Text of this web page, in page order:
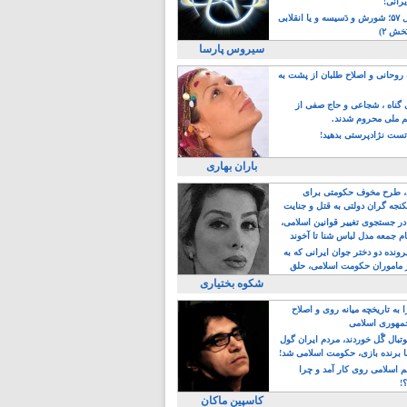
رویداد سال ۵۷؛ شورش و دَسیسه و یا انقلابی
۲)
سیروس پارسا
و اصلاح طلبان از پشت به
گناه ، شجاعی و حاج صفی از
ملی محروم شدند.
نژادپرستی بدهید!
باران بهاری
مخوف حکومتی برای
گران دولتی به قتل و جنایت
جستجوی تغییر قوانین اسلامی،
جمعه مدل لباس شنا تا آخوند
دو دختر جوان ایرانی که به
ماموران حکومت اسلامی، حلق
شکوه بختیاری
به تاریخچه میانه روی و اصلاح
اسلامی
گًل خوردند، مردم ایران گول
برنده بازی، حکومت اسلامی شد!
اسلامی روی کار آمد و چرا
کاسپین ماکان